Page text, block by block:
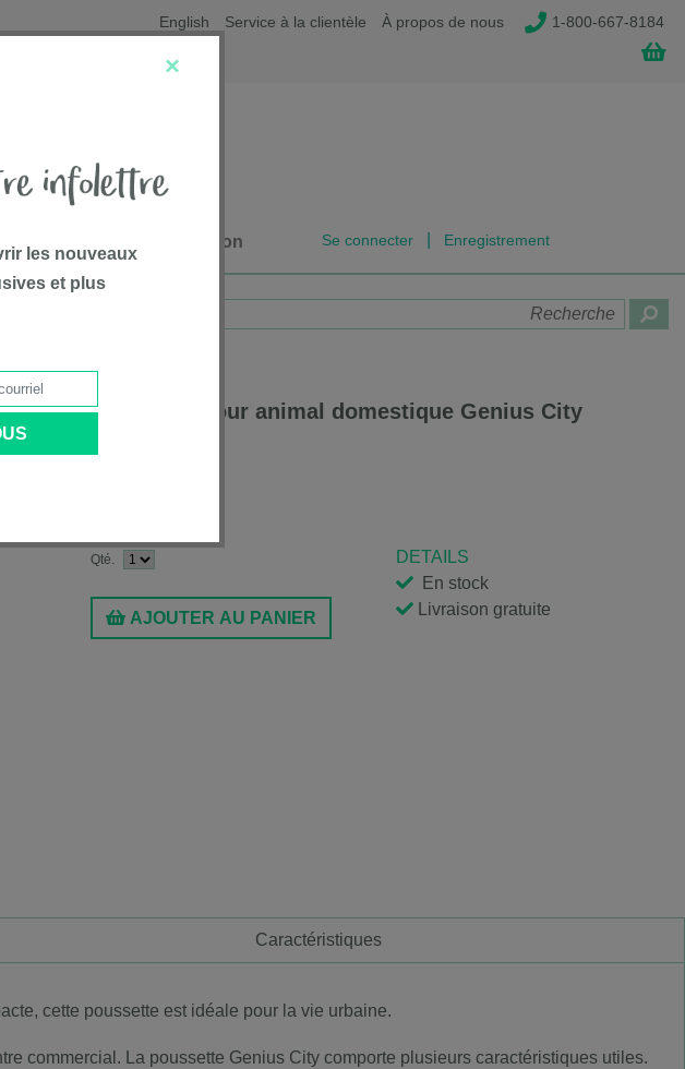
English Service à la clientèle À propos de nous 1-800-667-8184
Liquidation Se connecter Enregistrement
Poussette pour animal domestique Genius City
Qté.
AJOUTER AU PANIER
DETAILS
En stock
Livraison gratuite
Caractéristiques
cette poussette est idéale pour la vie urbaine.
commercial. La poussette Genius City comporte plusieurs caractéristiques utiles.
×
les nouveaux
et plus